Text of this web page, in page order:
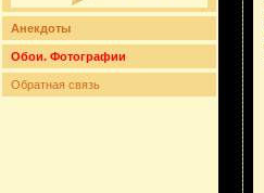
Анекдоты
Обои. Фотографии
Обратная связь